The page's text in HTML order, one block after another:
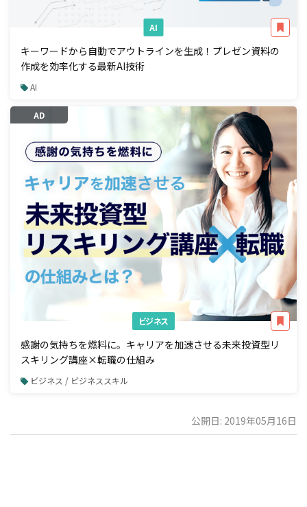
AI
キーワードから自動でアウトラインを生成！プレゼン資料の
作成を効率化する最新AI技術
AI
AD
ビジネス
感謝の気持ちを燃料に。キャリアを加速させる未来投資型リ
スキリング講座×転職の仕組み
ビジネス / ビジネススキル
公開日: 2019年05月16日